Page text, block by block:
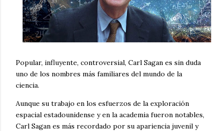
Popular, influyente, controversial, Carl Sagan es sin duda
uno de los nombres más familiares del mundo de la
ciencia.
Aunque su trabajo en los esfuerzos de la exploración
espacial estadounidense y en la academia fueron notables,
Carl Sagan es más recordado por su apariencia juvenil y